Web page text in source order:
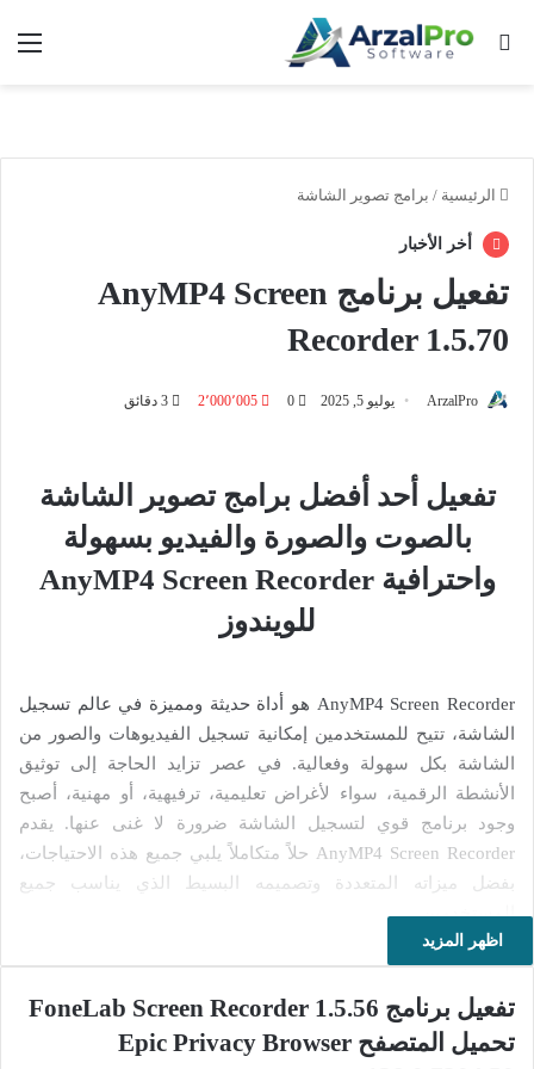
بحث عن
الرئيسية / برامج تصوير الشاشة
أخر الأخبار
تفعيل برنامج AnyMP4 Screen
Recorder 1.5.70
ArzalPro يوليو 5, 2025 0 2٬000٬005
تفعيل أحد أفضل برامج تصوير الشاشة
بالصوت والصورة والفيديو بسهولة
واحترافية AnyMP4 Screen Recorder
للويندوز
AnyMP4 Screen Recorder هو أداة حديثة ومميزة في عالم تسجيل
الشاشة، تتيح للمستخدمين إمكانية تسجيل الفيديوهات والصور من
الشاشة بكل سهولة وفعالية. في عصر تزايد الحاجة إلى توثيق
الأنشطة الرقمية، سواء لأغراض تعليمية، ترفيهية، أو مهنية، أصبح
وجود برنامج قوي لتسجيل الشاشة ضرورة لا غنى عنها. يقدم
AnyMP4 Screen Recorder حلاً متكاملاً يلبي جميع هذه الاحتياجات،
بفضل ميزاته المتعددة وتصميمه البسيط الذي يناسب جميع
المستخدمين.
تسجيل الشاشة أصبح من الأدوات الأساسية التي يعتمد عليها
الكثيرون اليوم. فالمستخدمون الذين يعملون في مجال التعليم
الإلكتروني يحتاجون إلى تسجيل دروسهم وشروحاتهم لتوفيرها
للطلاب، والمصممون وصناع المحتوى يحتاجون إلى توثيق عملياتهم
اظهر المزيد
تفعيل برنامج FoneLab Screen Recorder 1.5.56
تحميل المتصفح Epic Privacy Browser